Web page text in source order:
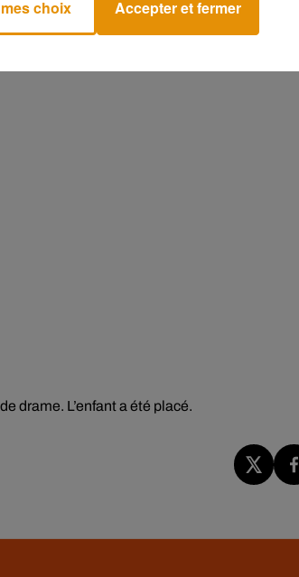
drame. L’enfant a été placé.
choix Accepter et fermer